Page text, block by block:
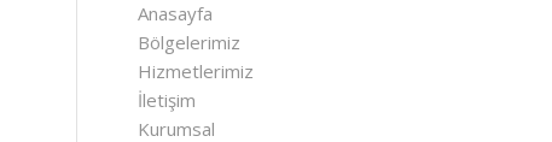
Anasayfa
Bölgelerimiz
Hizmetlerimiz
İletişim
Kurumsal